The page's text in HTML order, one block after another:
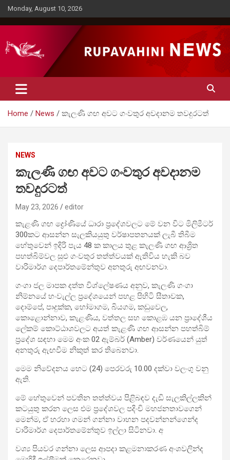
Skip
to
content
Monday, August 10, 2026
Rupavahini News
Home News කැලණි ගඟ අවට ගංවතුර අවදානම තවදුරටත්
NEWS
කැලණි ගඟ අවට ගංවතුර අවදානම
තවදුරටත්
May 23, 2026 editor
කැළණි ගඟ ද්‍රෝණියේ ධාරා ප්‍රදේශවලට මේ වන විට මිලිමීටර්
300කට ආසන්න සැලකියයුතු වර්ෂාපතනයක් ලැබී තිබීම
හේතුවෙන් ඉදිරි පැය 48 ක කාලය තුළ කැලණි ගඟ ආශ්‍රිත
පහත්බිම්වල සුළු ගංවතුර තත්ත්වයක් ඇතිවිය හැකි බව
වාරිමාර්ග දෙපාර්තමේන්තුව අනතුරු අඟවනවා.
ගංගා ජල මාපක දත්ත විශ්ලේෂණය අනුව, කැලණි ගංගා
නිම්නයේ හංවැල්ල ප්‍රදේශයෙන් පහළ පිහිටි සීතාවක,
දොම්පේ, පාදුක්ක, හෝමාගම, බියගම, කඩුවෙල,
කොළොන්නාව, කැළණිය, වත්තල සහ කොළඹ යන ප්‍රාදේශීය
ලේකම් කොට්ඨාශවලට අයත් කැළණි ගඟ ආසන්න පහත්බිම්
ප්‍රදේශ සඳහා මෙම අංක 02 ඇම්බර් (Amber) වර්ණයෙන් යුත්
අනතුරු ඇඟවීම නිකුත් කර තිබෙනවා.
මෙම නිවේදනය හෙට (24) පෙරවරු 10.00 දක්වා වලංගු වනු
ඇති.
මේ හේතුවෙන් පවතින තත්ත්වය පිළිබඳව දැඩි සැලකිල්ලකින්
කටයුතු කරන ලෙස එම ප්‍රදේශවල පදිංචි මහජනතාවගෙන්
මෙන්ම, ඒ හරහා ගමන් ගන්නා වාහන පදවන්නන්ගෙන්ද
වාරිමාර්ග දෙපාර්තමේන්තුව ඉල්ලා සිටිනවා. අ
වශ්‍ය පියවර ගන්නා ලෙස ආපදා කළමනාකරණ අංශවලින්ද